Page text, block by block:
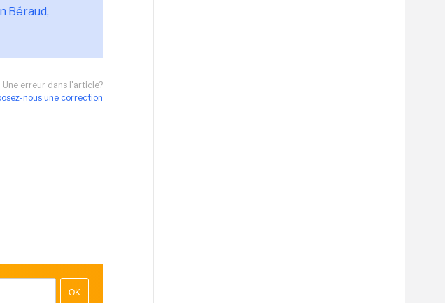
Béraud,
Une erreur dans l'article?
nous une correction
OK